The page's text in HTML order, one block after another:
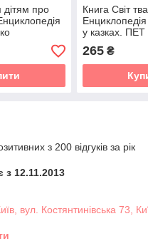
про
Книга Світ
у казках. ПЕТ
(російською
265₴
з 200 відгуків за рік
з 12.11.2013
вул. Костянтинівська 73,